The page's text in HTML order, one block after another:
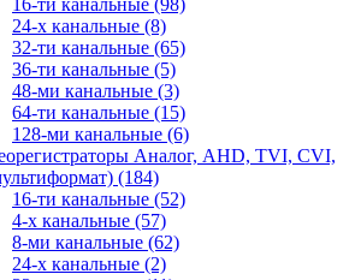
16-ти канальные (98)
24-х канальные (8)
32-ти канальные (65)
36-ти канальные (5)
48-ми канальные (3)
64-ти канальные (15)
128-ми канальные (6)
Аналог, AHD, TVI, CVI,
(184)
16-ти канальные (52)
4-х канальные (57)
8-ми канальные (62)
24-х канальные (2)